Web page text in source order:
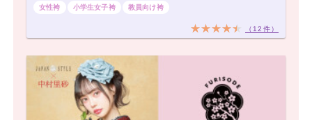
女性袴
小学生女子袴 教員向け袴
（12件）